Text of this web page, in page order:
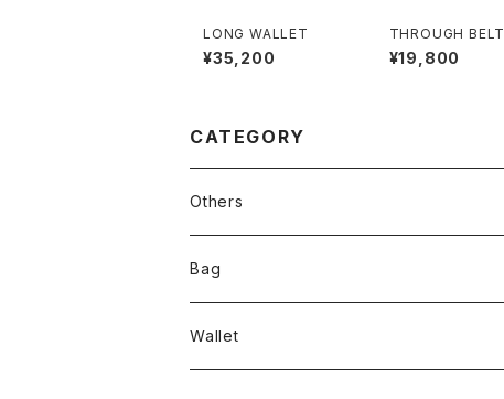
LONG WALLET
¥35,200
THROUGH BELT
¥19,800
CATEGORY
Others
accessory
stationery
Bag
Wallet